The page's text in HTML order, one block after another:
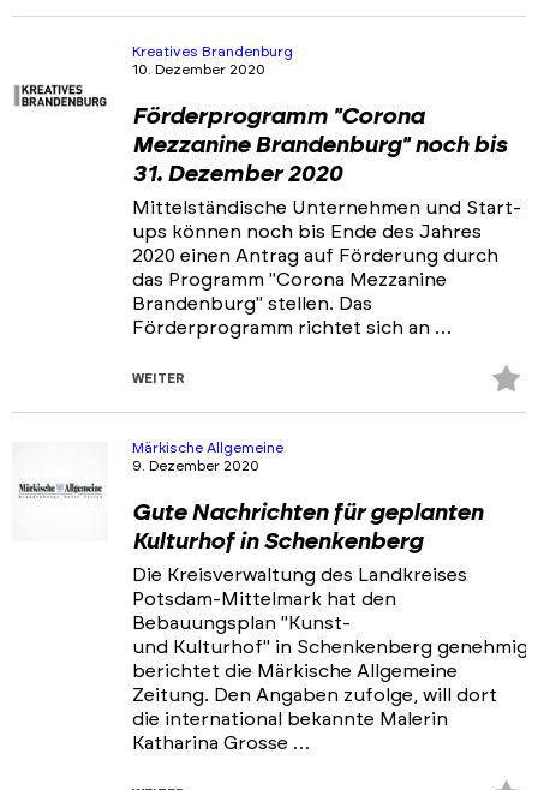
Kreatives Brandenburg
10. Dezember 2020
Förderprogramm "Corona
Mezzanine Brandenburg" noch bis
31. Dezember 2020
Mittelständische Unternehmen und Start-
ups können noch bis Ende des Jahres
2020 einen Antrag auf Förderung durch
das Programm "Corona Mezzanine
Brandenburg" stellen. Das
Förderprogramm richtet sich an …
WEITER
Märkische Allgemeine
9. Dezember 2020
Gute Nachrichten für geplanten
Kulturhof in Schenkenberg
Die Kreisverwaltung des Landkreises
Potsdam-Mittelmark hat den
Bebauungsplan "Kunst-
und Kulturhof" in Schenkenberg
berichtet die Märkische Allgemeine
Zeitung. Den Angaben zufolge, will dort
die international bekannte Malerin
Katharina Grosse …